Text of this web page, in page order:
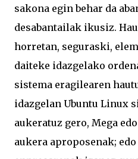
sakona egin behar da
desabantailak ikusiz.
horretan, seguraski,
daiteke idazgelako
sistema eragilearen
idazgelan Ubuntu Linux
aukeratuz gero, Mega
aukera aproposenak;